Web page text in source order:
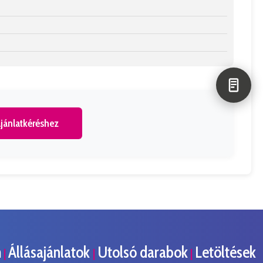
| Állásajánlatok | Utolsó darabok | Letöltések